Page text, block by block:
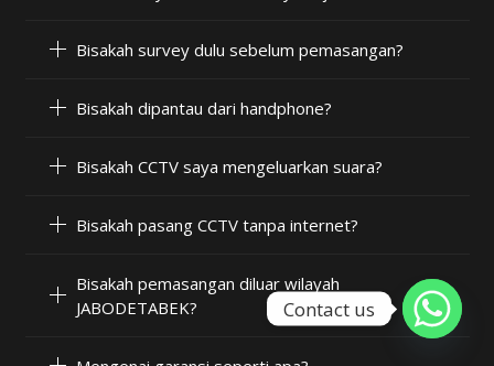
Bisakah survey dulu sebelum pemasangan?
Bisakah dipantau dari handphone?
Bisakah CCTV saya mengeluarkan suara?
Bisakah pasang CCTV tanpa internet?
Bisakah pemasangan diluar wilayah
JABODETABEK?
Contact us